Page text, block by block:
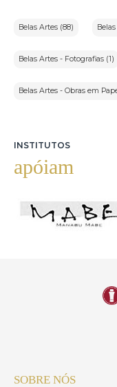
Belas Artes (88)
Belas Artes - Fotografias (1)
Belas Artes - Obras em
INSTITUTOS
apóiam
SOBRE NÓS